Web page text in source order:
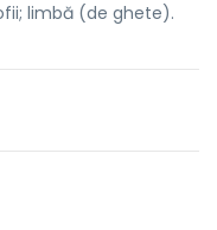
limbă (de ghete).